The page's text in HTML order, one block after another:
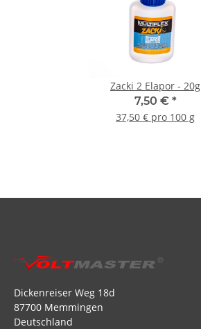
Zacki 2 Elapor - 20g
7,50 € *
37,50 € pro 100 g
Dickenreiser Weg 18d
87700 Memmingen
Deutschland